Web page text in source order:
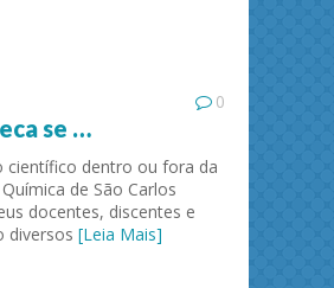
0
se …
dentro ou fora da
de São Carlos
docentes, discentes e
diversos [Leia Mais]